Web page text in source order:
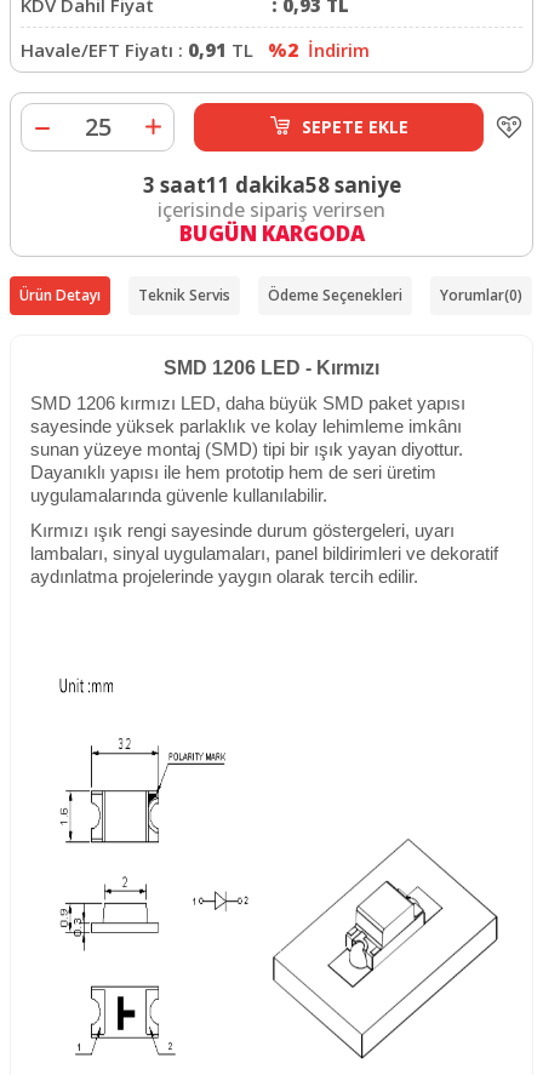
Havale/EFT Fiyatı : 0,91 TL %2 İndirim
SEPETE EKLE
3 saat11 dakika58 saniye
içerisinde sipariş verirsen
BUGÜN KARGODA
Ürün Detayı Teknik Servis Ödeme Seçenekleri Yorumlar(0)
SMD 1206 LED - Kırmızı
SMD 1206 kırmızı LED, daha büyük SMD paket yapısı
sayesinde yüksek parlaklık ve kolay lehimleme imkânı
sunan yüzeye montaj (SMD) tipi bir ışık yayan diyottur.
Dayanıklı yapısı ile hem prototip hem de seri üretim
uygulamalarında güvenle kullanılabilir.
Kırmızı ışık rengi sayesinde durum göstergeleri, uyarı
lambaları, sinyal uygulamaları, panel bildirimleri ve dekoratif
aydınlatma projelerinde yaygın olarak tercih edilir.